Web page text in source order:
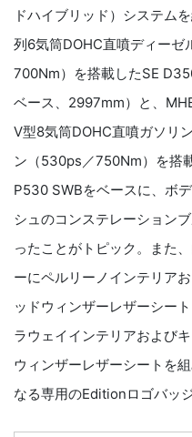
ドハイブリッド）システム
列6気筒DOHC直噴ディー
700Nm）を搭載したSE
ベース、2997mm）と、
V型8気筒DOHC直噴ガソリ
ン（530ps／750Nm）を搭
P530 SWBをベースに、ボ
シュのコンステレーション
ったことがトピック。また
ーにペルリーノインテリア
ッドウィンザーレザーシー
ラウェイインテリアおよび
ウィンザーレザーシートを
なる専用のEditionロゴバッ